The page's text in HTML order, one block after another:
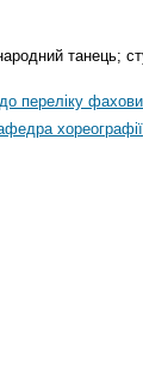
танець;
переліку
хореографії